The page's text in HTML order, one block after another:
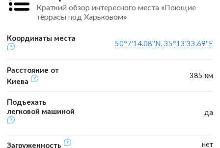
Краткий обзор интересного места «Поющие
террасы под Харьковом»
Координаты места
50°7'14.08''N, 35°13'33.69''E
Расстояние от
Киева
385 км
Подъехать
легковой машиной
да
Загруженность нет